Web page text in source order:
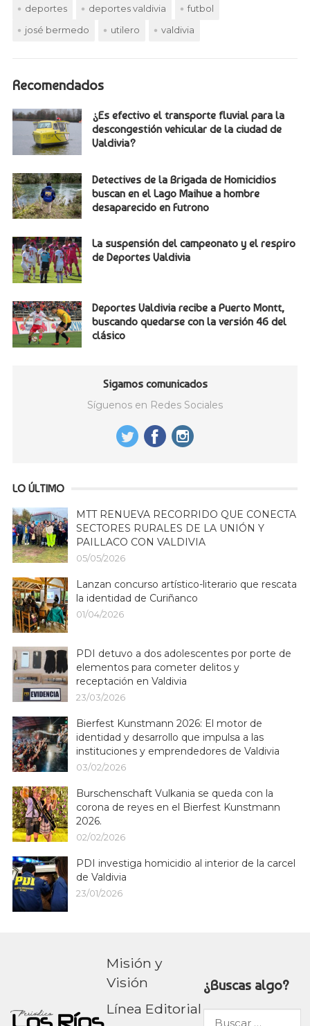
deportes deportes valdivia
futbol
josé bermedo
utilero valdivia
Recomendados
¿Es efectivo el transporte fluvial para la
descongestión vehicular de la ciudad de
Valdivia?
Detectives de la Brigada de Homicidios
buscan en el Lago Maihue a hombre
desaparecido en Futrono
La suspensión del campeonato y el respiro
de Deportes Valdivia
Deportes Valdivia recibe a Puerto Montt,
buscando quedarse con la versión 46 del
clásico
Sigamos comunicados
Síguenos en Redes Sociales
LO ÚLTIMO
MTT RENUEVA RECORRIDO QUE CONECTA
SECTORES RURALES DE LA UNIÓN Y
PAILLACO CON VALDIVIA
05/05/2026
Lanzan concurso artístico-literario que rescata
la identidad de Curiñanco
01/04/2026
PDI detuvo a dos adolescentes por porte de
elementos para cometer delitos y
receptación en Valdivia
23/03/2026
Bierfest Kunstmann 2026: El motor de
identidad y desarrollo que impulsa a las
instituciones y emprendedores de Valdivia
03/02/2026
Burschenschaft Vulkania se queda con la
corona de reyes en el Bierfest Kunstmann
2026.
02/02/2026
PDI investiga homicidio al interior de la carcel
de Valdivia
23/01/2026
Misión y
Visión
Línea Editorial
¿Buscas algo?
Buscar